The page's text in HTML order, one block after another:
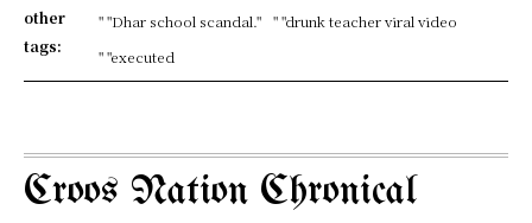
other
tags:
" "Dhar school scandal." " "drunk teacher viral video
" "executed
Croos Nation Chronical